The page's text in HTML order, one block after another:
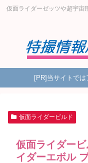
仮面ライダーゼッツや超宇宙
[PR]当サイトで
仮面ライダービルド
仮面ライダー
イダーエボル